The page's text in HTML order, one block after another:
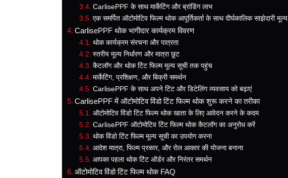
CarlisePPF के साथ मार्केटिंग और ब्रांडिंग लाभ
एक समर्पित ऑटोमोटिव फिल्म थोक आपूर्तिकर्ता के साथ दीर्घकालिक साझेदारी मूल्य
CarlisePPF थोक भागीदार कार्यक्रम विवरण
थोक कार्यक्रम संरचना और पात्रता
स्तरीय मूल्य निर्धारण और मात्रा छूट
कैटलॉग और थोक टिंट फिल्म मूल्य सूची तक पहुंच
मार्केटिंग, प्रशिक्षण, और बिक्री समर्थन
CarlisePPF के साथ अपने टिंट और डिटेलिंग व्यवसाय को बढ़ाएं
CarlisePPF में ऑटोमोटिव विंडो टिंट फिल्म थोक शुरू करने का तरीका
ऑटोमोटिव विंडो टिंट फिल्म थोक खाता के लिए आवेदन करने के कदम
CarlisePPF ऑटोमोटिव टिंट फिल्म थोक कैटलॉग का अनुरोध करें
थोक विंडो टिंट फिल्म मूल्य सूची का उपयोग करना
आदेश मात्रा, फिल्म प्रकार, और रोल आकार की योजना बनाना
आपका पहला थोक टिंट ऑर्डर और निरंतर समर्थन
ऑटोमोटिव विंडो टिंट फिल्म थोक FAQ